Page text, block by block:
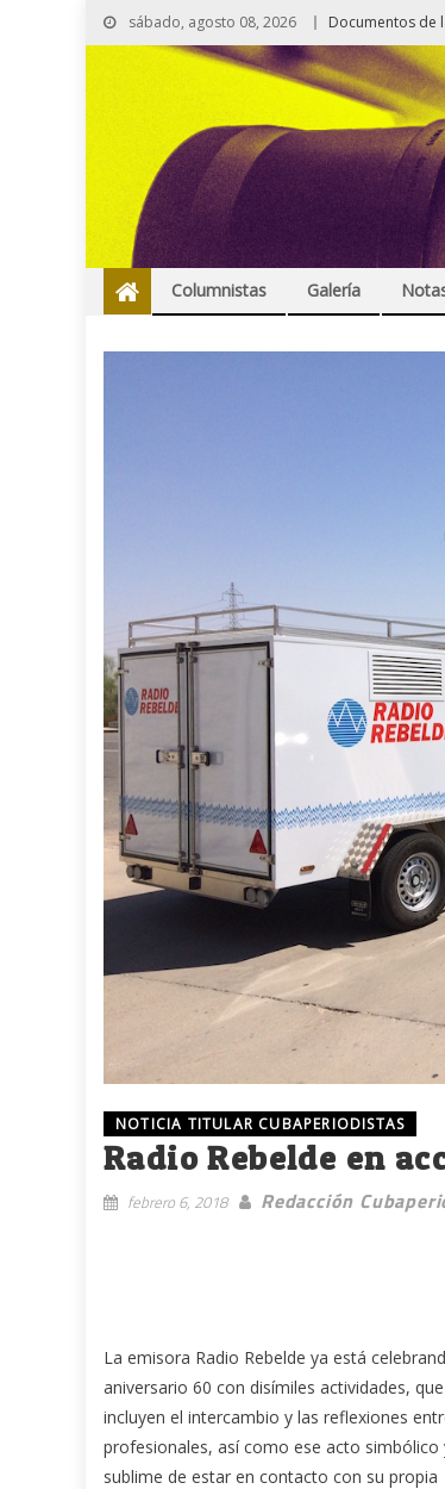
sábado, agosto 08, 2026 Documentos de
Columnistas Galería
NOTICIA TITULAR CUBAPERIODISTAS
Radio Rebelde en
febrero 6, 2018 Redacción
La emisora Radio Rebelde ya está
aniversario 60 con disímiles actividades, que
incluyen el intercambio y las reflexiones
profesionales, así como ese acto simbólico
sublime de estar en contacto con su propia